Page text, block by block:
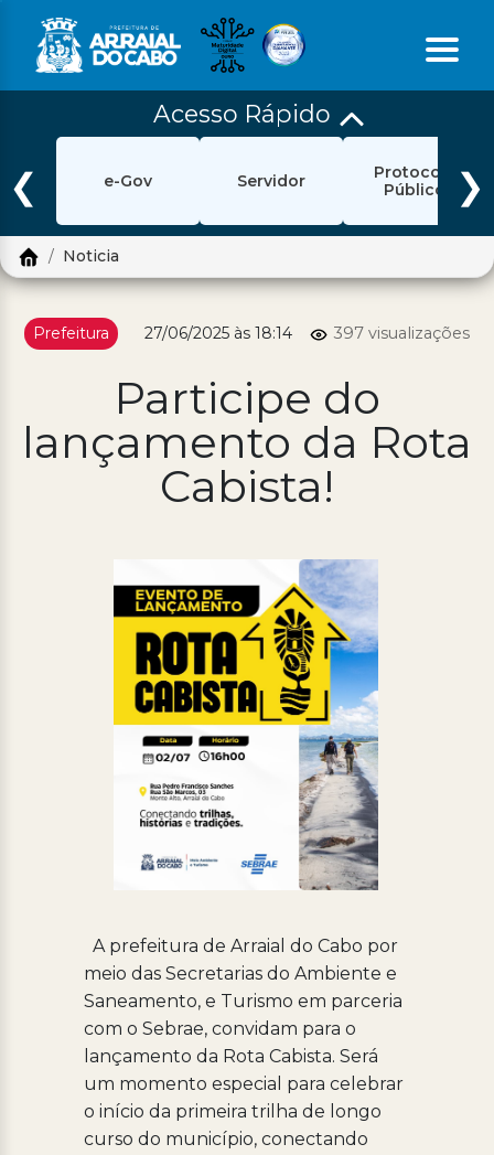
Início
Ouvidoria
Pesquisar
Política de Privacidade
Prefeitura
Diário Oficial
Ouvidoria | e-Sic
Acesso Institucional
Cursos
Programas
Acesso Rápido
❮ e-Gov Servidor
Protocolo
Público
❯
Noticia
Prefeitura 27/06/2025 às 18:14 397 visualizações
Participe do
lançamento da Rota
Cabista!
A prefeitura de Arraial do Cabo por
meio das Secretarias do Ambiente e
Saneamento, e Turismo em parceria
com o Sebrae, convidam para o
lançamento da Rota Cabista. Será
um momento especial para celebrar
o início da primeira trilha de longo
curso do município, conectando